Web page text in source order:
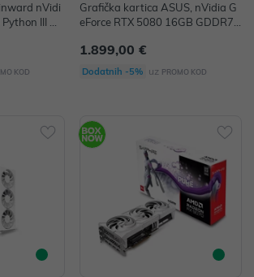
nVidi
III O
KOD
Grafička kartica ASUS, nVidia G
eForce RTX 5080 16GB GDDR7
1.899,00 €
Dodatnih -5% uz PROMO KOD